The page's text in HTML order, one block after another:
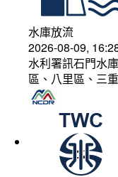
水庫放流
2026-08-09,
水利署訊石門水
區、八里區、三